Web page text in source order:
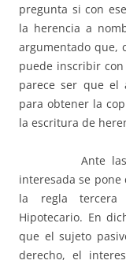
pregunta si con
la herencia a
argumentado que,
puede inscribir
parece ser que el
para obtener la
la escritura de
Ante las
interesada se
la regla tercera
Hipotecario. En
que el sujeto
derecho, el